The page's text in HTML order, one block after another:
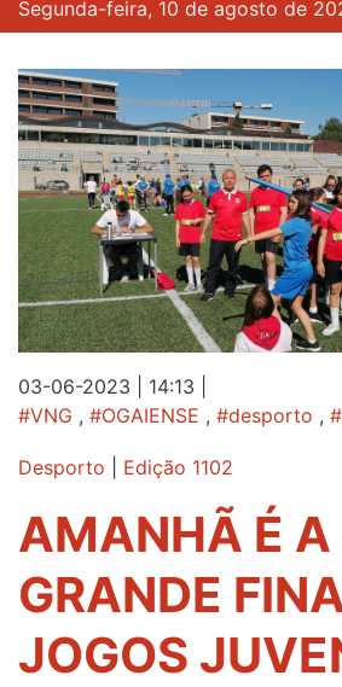
Segunda-feira, 10 de agosto de
03-06-2023 | 14:13
#VNG , #OGAIENSE , #desporto ,
Desporto Edição 1102
AMANHÃ É A
GRANDE
JOGOS